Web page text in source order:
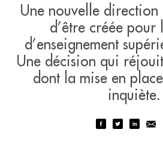
Une nouvelle direction
d’être créée pour
d’enseignement
Une décision qui
dont la mise en
inquiète.